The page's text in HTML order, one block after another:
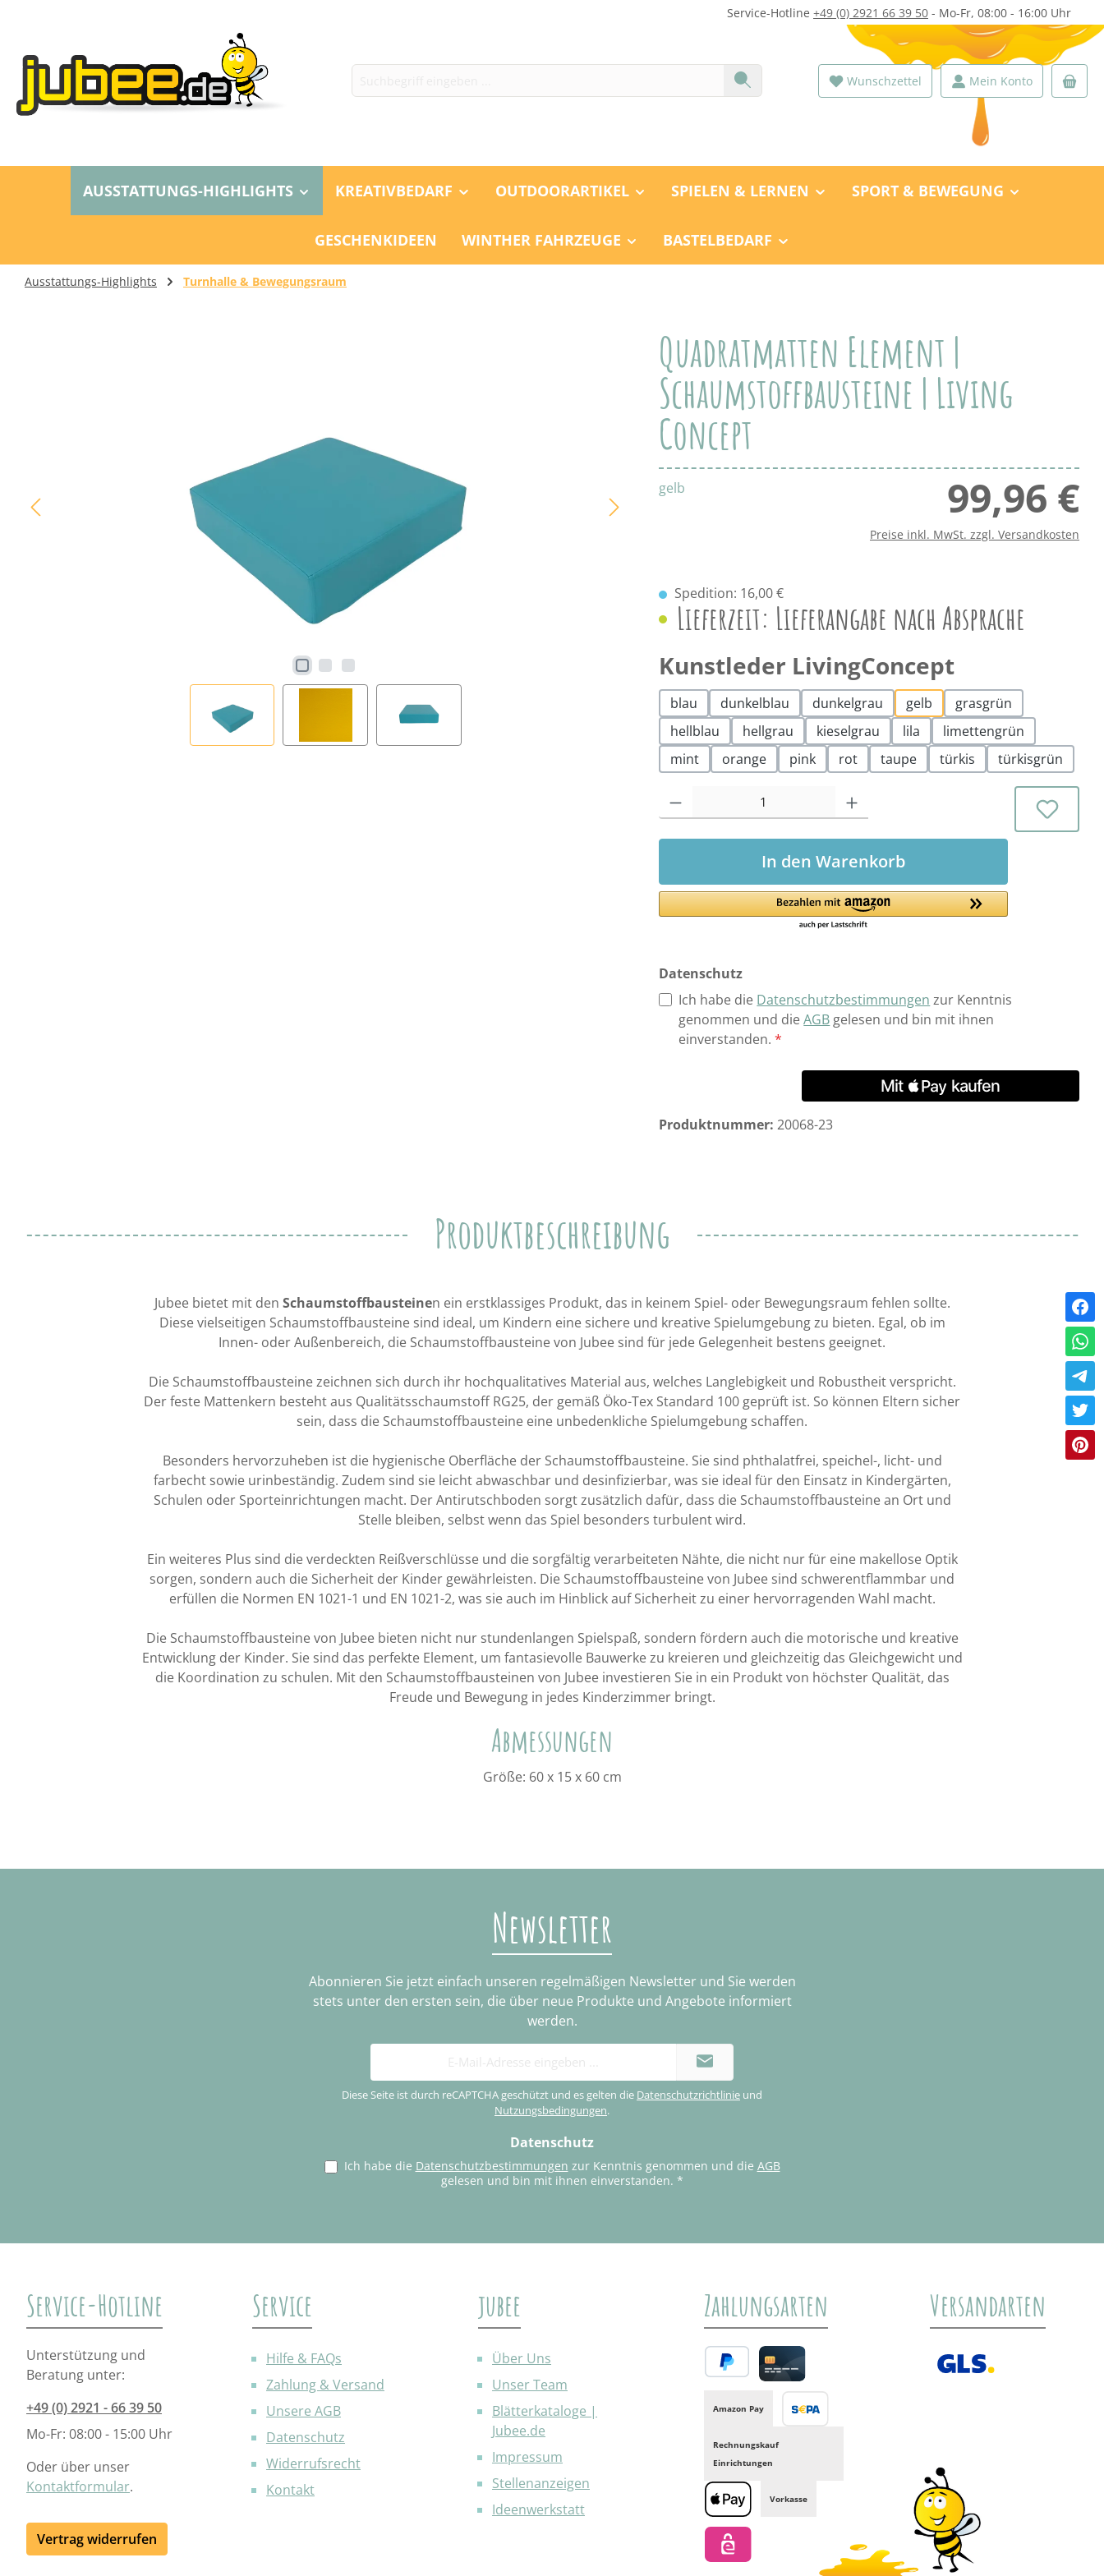
Service-Hotline +49 (0) 2921 66 39 50 - Mo-Fr, 08:00 - 16:00 Uhr
Wunschzettel Du hast 0 Produkte auf dem
Mein Konto
AUSSTATTUNGS-HIGHLIGHTS KREATIVBEDARF OUTDOORARTIKEL SPIELEN & LERNEN SPORT & BEWEGUNG
GESCHENKIDEEN WINTHER FAHRZEUGE BASTELBEDARF
Ausstattungs-Highlights Turnhalle & Bewegungsraum
Quadratmatten Element |
Schaumstoffbausteine | Living
Concept
gelb 99,96 €
Preise inkl. MwSt. zzgl. Versandkosten
Spedition: 16,00 €
Lieferzeit: Lieferangabe nach Absprache
Kunstleder LivingConceptauswählen
blau dunkelblau dunkelgrau gelb
grasgrün
hellblau
hellgrau kieselgrau lila
limettengrün
mint
orange pink rot taupe türkis türkisgrün
Produkt Anzahl: Gib den gewünschten Wert ein oder benutze die
In den Warenkorb
Datenschutz
Ich habe die Datenschutzbestimmungen zur Kenntnis
genommen und dieAGB gelesen und bin mit ihnen
einverstanden.*
Produktnummer:20068-23
Produktbeschreibung
Jubee bietet mit den Schaumstoffbausteinen ein erstklassiges Produkt, das in keinem Spiel- oder Bewegungsraum fehlen sollte.
Diese vielseitigen Schaumstoffbausteine sind ideal, um Kindern eine sichere und kreative Spielumgebung zu bieten. Egal, ob im
Innen- oder Außenbereich, die Schaumstoffbausteine von Jubee sind für jede Gelegenheit bestens geeignet.
Die Schaumstoffbausteine zeichnen sich durch ihr hochqualitatives Material aus, welches Langlebigkeit und Robustheit verspricht.
Der feste Mattenkern besteht aus Qualitätsschaumstoff RG25, der gemäß Öko-Tex Standard 100 geprüft ist. So können Eltern sicher
sein, dass die Schaumstoffbausteine eine unbedenkliche Spielumgebung schaffen.
Besonders hervorzuheben ist die hygienische Oberfläche der Schaumstoffbausteine. Sie sind phthalatfrei, speichel-, licht- und
farbecht sowie urinbeständig. Zudem sind sie leicht abwaschbar und desinfizierbar, was sie ideal für den Einsatz in Kindergärten,
Schulen oder Sporteinrichtungen macht. Der Antirutschboden sorgt zusätzlich dafür, dass die Schaumstoffbausteine an Ort und
Stelle bleiben, selbst wenn das Spiel besonders turbulent wird.
Ein weiteres Plus sind die verdeckten Reißverschlüsse und die sorgfältig verarbeiteten Nähte, die nicht nur für eine makellose Optik
sorgen, sondern auch die Sicherheit der Kinder gewährleisten. Die Schaumstoffbausteine von Jubee sind schwerentflammbar und
erfüllen die Normen EN 1021-1 und EN 1021-2, was sie auch im Hinblick auf Sicherheit zu einer hervorragenden Wahl macht.
Die Schaumstoffbausteine von Jubee bieten nicht nur stundenlangen Spielspaß, sondern fördern auch die motorische und kreative
Entwicklung der Kinder. Sie sind das perfekte Element, um fantasievolle Bauwerke zu kreieren und gleichzeitig das Gleichgewicht und
die Koordination zu schulen. Mit den Schaumstoffbausteinen von Jubee investieren Sie in ein Produkt von höchster Qualität, das
Freude und Bewegung in jedes Kinderzimmer bringt.
Abmessungen
Größe: 60 x 15 x 60 cm
Newsletter
Abonnieren Sie jetzt einfach unseren regelmäßigen Newsletter und Sie werden
stets unter den ersten sein, die über neue Produkte und Angebote informiert
werden.
Adresse
*
Diese Seite ist durch reCAPTCHA geschützt und es gelten die Datenschutzrichtlinie und
Nutzungsbedingungen.
Datenschutz
Ich habe die Datenschutzbestimmungen zur Kenntnis genommen und die AGB
gelesen und bin mit ihnen einverstanden. *
Service-Hotline
Unterstützung und
Beratung unter:
+49 (0) 2921 - 66 39 50
Mo-Fr: 08:00 - 15:00 Uhr
Oder über unser
Kontaktformular.
Vertrag widerrufen
Service
Hilfe & FAQs
Zahlung & Versand
Unsere AGB
Datenschutz
Widerrufsrecht
Kontakt
jubee
Über Uns
Unser Team
Blätterkataloge |
Jubee.de
Impressum
Stellenanzeigen
Ideenwerkstatt
Zahlungsarten
Credit card
Amazon Pay
Rechnungskauf
Einrichtungen
Apple Pay
Vorkasse
Versandarten